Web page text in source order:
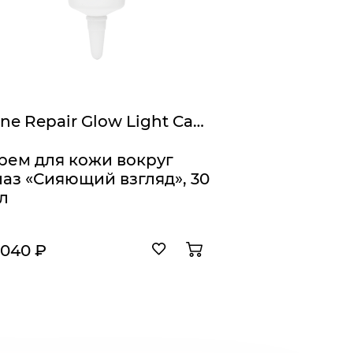
Line Repair Glow Light Capture Eye Cream
для кожи вокруг
«Сияющий взгляд», 30
₽